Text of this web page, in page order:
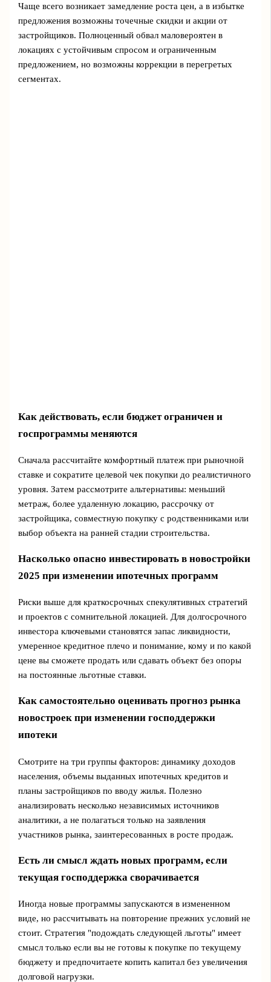
Чаще всего возникает замедление роста цен, а в избытке
предложения возможны точечные скидки и акции от
застройщиков. Полноценный обвал маловероятен в
локациях с устойчивым спросом и ограниченным
предложением, но возможны коррекции в перегретых
сегментах.
Как действовать, если бюджет ограничен и
госпрограммы меняются
Сначала рассчитайте комфортный платеж при рыночной
ставке и сократите целевой чек покупки до реалистичного
уровня. Затем рассмотрите альтернативы: меньший
метраж, более удаленную локацию, рассрочку от
застройщика, совместную покупку с родственниками или
выбор объекта на ранней стадии строительства.
Насколько опасно инвестировать в новостройки
2025 при изменении ипотечных программ
Риски выше для краткосрочных спекулятивных стратегий
и проектов с сомнительной локацией. Для долгосрочного
инвестора ключевыми становятся запас ликвидности,
умеренное кредитное плечо и понимание, кому и по какой
цене вы сможете продать или сдавать объект без опоры
на постоянные льготные ставки.
Как самостоятельно оценивать прогноз рынка
новостроек при изменении господдержки
ипотеки
Смотрите на три группы факторов: динамику доходов
населения, объемы выданных ипотечных кредитов и
планы застройщиков по вводу жилья. Полезно
анализировать несколько независимых источников
аналитики, а не полагаться только на заявления
участников рынка, заинтересованных в росте продаж.
Есть ли смысл ждать новых программ, если
текущая господдержка сворачивается
Иногда новые программы запускаются в измененном
виде, но рассчитывать на повторение прежних условий не
стоит. Стратегия "подождать следующей льготы" имеет
смысл только если вы не готовы к покупке по текущему
бюджету и предпочитаете копить капитал без увеличения
долговой нагрузки.